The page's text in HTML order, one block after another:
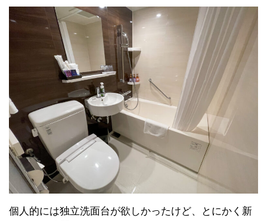
個人的には独立洗面台が欲しかったけど、とにかく新